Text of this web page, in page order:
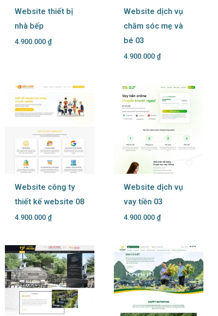
Website thiết bị
nhà bếp
4.900.000 ₫
Website dịch vụ
chăm sóc mẹ và
bé 03
4.900.000 ₫
Website công ty
thiết kế website 08
4.900.000 ₫
Website dịch vụ
vay tiền 03
4.900.000 ₫